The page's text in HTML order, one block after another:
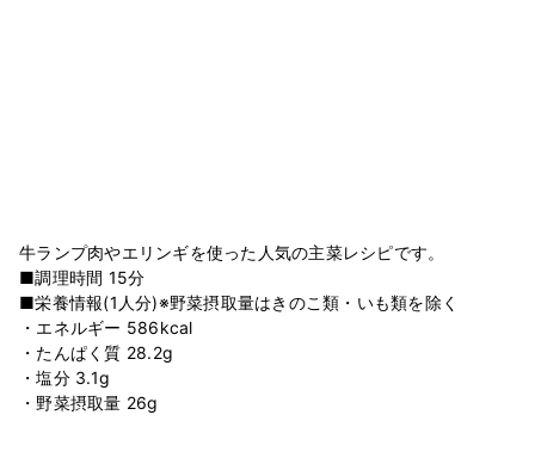
牛ランプ肉やエリンギを使った人気の主菜レシピです。
■調理時間 15分
■栄養情報(1人分)※野菜摂取量はきのこ類・いも類を除く
・エネルギー 586kcal
・たんぱく質 28.2g
・塩分 3.1g
・野菜摂取量 26g